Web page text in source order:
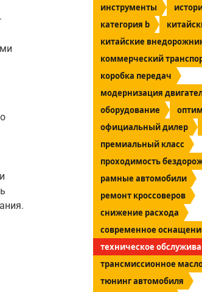
инструменты
категория b
китайские
коммерческий
коробка передач
модернизация
оборудование
официальный дилер
премиальный класс
проходимость
рамные автомобили
ремонт кроссоверов
снижение расхода
современное
техническое
трансмиссионное
тюнинг автомобиля